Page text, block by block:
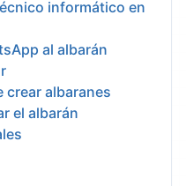
informático en
al albarán
crear albaranes
el albarán